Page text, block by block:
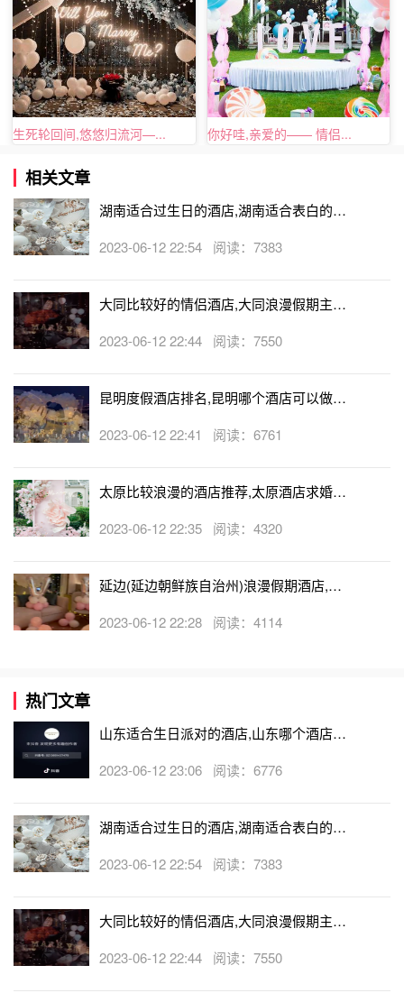
期温泉酒店，的朋友们带来帮助。除此之外，大家如果有浪
漫惊喜策划的需求也可以与我们官网客服进行在线沟通咨询
哦！
生死轮回间,悠悠归流河—... 你好哇,亲爱的—— 情侣...
相关文章
湖南适合过生日的酒店,湖南适合表白的酒
2023-06-12 22:54 阅读：7383
大同比较好的情侣酒店,大同浪漫假期主题
2023-06-12 22:44 阅读：7550
昆明度假酒店排名,昆明哪个酒店可以做求
2023-06-12 22:41 阅读：6761
太原比较浪漫的酒店推荐,太原酒店求婚可
2023-06-12 22:35 阅读：4320
延边(延边朝鲜族自治州)浪漫假期酒店,延
2023-06-12 22:28 阅读：4114
热门文章
山东适合生日派对的酒店,山东哪个酒店有
2023-06-12 23:06 阅读：6776
湖南适合过生日的酒店,湖南适合表白的酒
2023-06-12 22:54 阅读：7383
大同比较好的情侣酒店,大同浪漫假期主题
2023-06-12 22:44 阅读：7550